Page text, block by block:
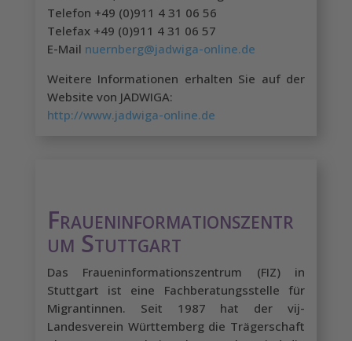
Telefon +49 (0)911 4 31 06 56
Telefax +49 (0)911 4 31 06 57
E-Mail nuernberg@jadwiga-online.de
Weitere Informationen erhalten Sie auf der
Website von JADWIGA:
http://www.jadwiga-online.de
Fraueninformationszentr
um Stuttgart
Das Fraueninformationszentrum (FIZ) in
Stuttgart ist eine Fachberatungsstelle für
Migrantinnen. Seit 1987 hat der vij-
Landesverein Württemberg die Trägerschaft